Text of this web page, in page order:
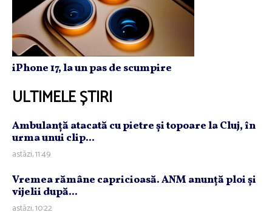
iPhone 17, la un pas de scumpire
ULTIMELE ȘTIRI
Ambulanţă atacată cu pietre şi topoare la Cluj, în
urma unui clip...
astăzi, 11:49
Vremea rămâne capricioasă. ANM anunţă ploi şi
vijelii după...
astăzi, 10:22